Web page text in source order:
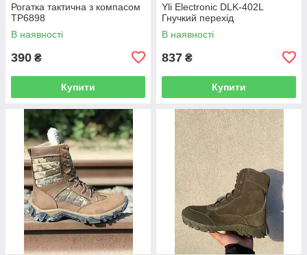
Рогатка тактична з компасом
ТР6898
В наявності
390 ₴
Купити
Yli Electronic DLK-402L
Гнучкий перехід
В наявності
837 ₴
Купити